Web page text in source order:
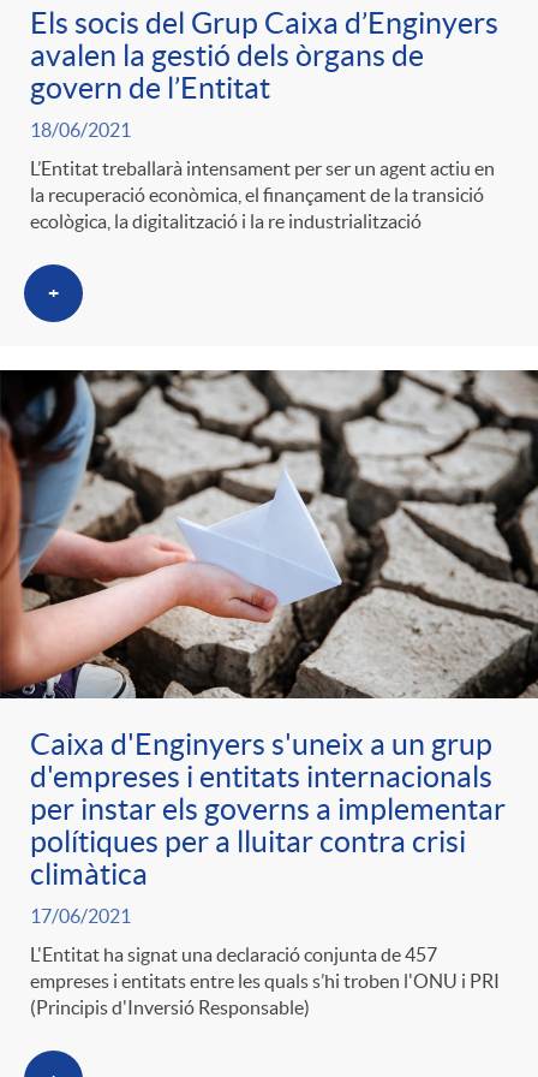
Els socis del Grup Caixa d’Enginyers
avalen la gestió dels òrgans de
govern de l’Entitat
18/06/2021
L’Entitat treballarà intensament per ser un agent actiu en
la recuperació econòmica, el finançament de la transició
ecològica, la digitalització i la re industrialització
+
Caixa d'Enginyers s'uneix a un grup
d'empreses i entitats internacionals
per instar els governs a implementar
polítiques per a lluitar contra crisi
climàtica
17/06/2021
L'Entitat ha signat una declaració conjunta de 457
empreses i entitats entre les quals s’hi troben l'ONU i PRI
(Principis d'Inversió Responsable)